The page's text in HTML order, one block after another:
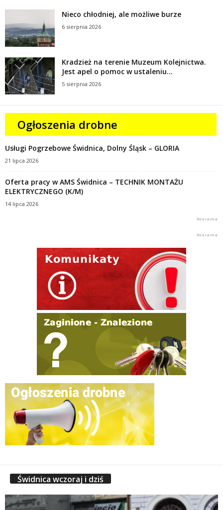
Nieco chłodniej, ale możliwe burze
6 sierpnia 2026
Kradzież na terenie Muzeum Kolejnictwa.
Jest apel o pomoc w ustaleniu...
5 sierpnia 2026
Ogłoszenia drobne
Usługi Pogrzebowe Świdnica, Dolny Śląsk – GLORIA
21 lipca 2026
Oferta pracy w AMS Świdnica – TECHNIK MONTAŻU
ELEKTRYCZNEGO (K/M)
14 lipca 2026
Świdnica wczoraj i dziś